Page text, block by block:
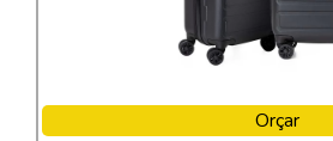
Orçar